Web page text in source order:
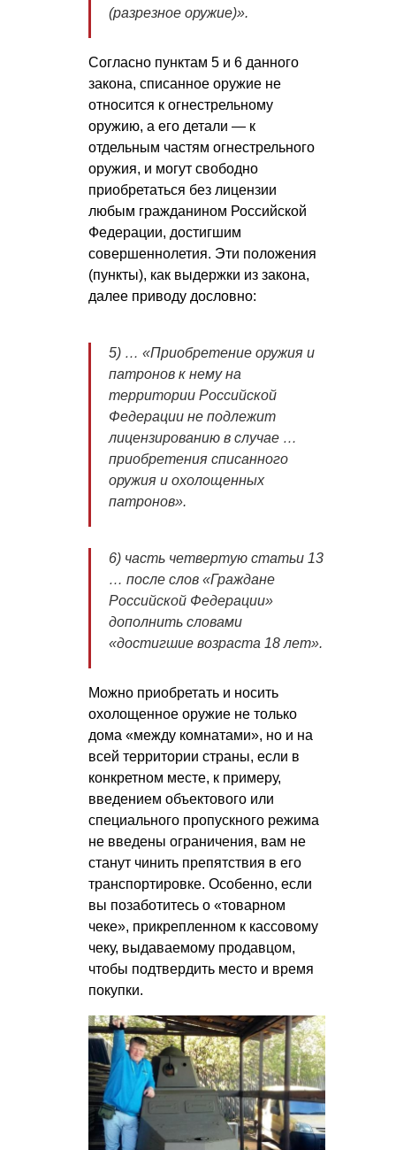
(разрезное оружие)».
Согласно пунктам 5 и 6 данного
закона, списанное оружие не
относится к огнестрельному
оружию, а его детали — к
отдельным частям огнестрельного
оружия, и могут свободно
приобретаться без лицензии
любым гражданином Российской
Федерации, достигшим
совершеннолетия. Эти положения
(пункты), как выдержки из закона,
далее приводу дословно:
5) … «Приобретение оружия и
патронов к нему на
территории Российской
Федерации не подлежит
лицензированию в случае …
приобретения списанного
оружия и охолощенных
патронов».
6) часть четвертую статьи 13
… после слов «Граждане
Российской Федерации»
дополнить словами
«достигшие возраста 18 лет».
Можно приобретать и носить
охолощенное оружие не только
дома «между комнатами», но и на
всей территории страны, если в
конкретном месте, к примеру,
введением объектового или
специального пропускного режима
не введены ограничения, вам не
станут чинить препятствия в его
транспортировке. Особенно, если
вы позаботитесь о «товарном
чеке», прикрепленном к кассовому
чеку, выдаваемому продавцом,
чтобы подтвердить место и время
покупки.